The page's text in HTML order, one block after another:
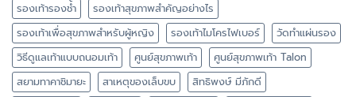
รองเท้ารองช้ำ
รองเท้าสุขภาพสำคัญอย่างไร
รองเท้าเพื่อสุขภาพสำหรับผู้หญิง
รองเท้าไมโครไฟเบอร์
วัดทำแผ่นรอง
วิธีดูแลเท้าแบบถนอมเท้า
ศูนย์สุขภาพเท้า
ศูนย์สุขภาพเท้า Talon
สยามทาคาชิมายะ
สาเหตุของเล็บขบ
สิทธิพงษ์ มีภักดี